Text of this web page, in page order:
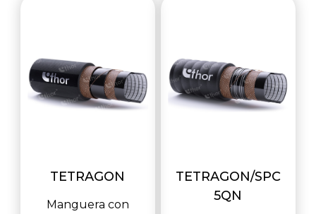
TETRAGON
Manguera con
TETRAGON/SPC
5QN